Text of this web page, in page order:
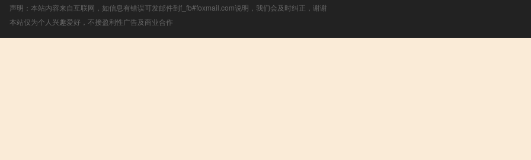
声明：本站内容来自互联网，如信息有错误可发邮件到f_fb#foxmail.com说明，我们会及时纠正，谢谢
本站仅为个人兴趣爱好，不接盈利性广告及商业合作